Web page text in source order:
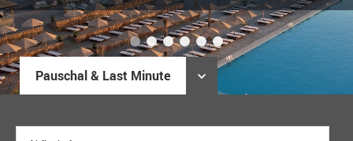
1 2 3 4 5 6
Pauschal & Last Minute